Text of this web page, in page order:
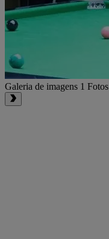
Galeria de imagens 1 Fotos